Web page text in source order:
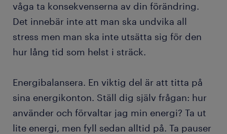
våga ta konsekvenserna av din förändring.
Det innebär inte att man ska undvika all
stress men man ska inte utsätta sig för den
hur lång tid som helst i sträck.
Energibalansera. En viktig del är att titta på
sina energikonton. Ställ dig själv frågan: hur
använder och förvaltar jag min energi? Ta ut
lite energi, men fyll sedan alltid på. Ta pauser